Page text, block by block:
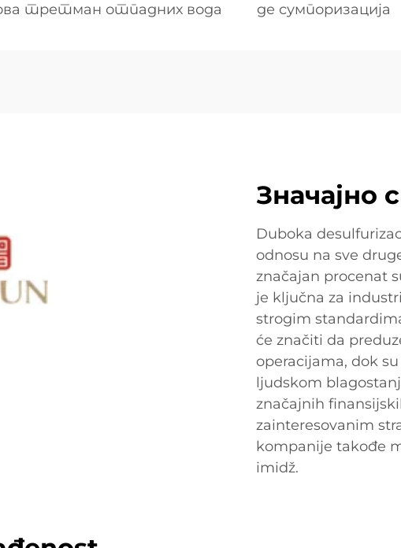
третман отпадних вода де сумпоризација
Значајно
Duboka
odnosu na sve
značajan procenat
je ključna za
strogim
će značiti da
operacijama, dok
ljudskom
značajnih
zainteresovanim
kompanije takođe
imidž.